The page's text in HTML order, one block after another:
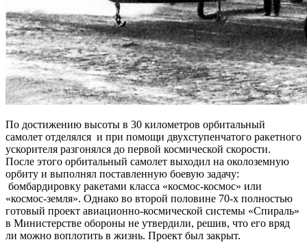
По достижению высоты в 30 километров орбитальный
самолет отделялся и при помощи двухступенчатого ракетного
ускорителя разгонялся до первой космической скорости.
После этого орбитальный самолет выходил на околоземную
орбиту и выполнял поставленную боевую задачу:
бомбардировку ракетами класса «космос-космос» или
«космос-земля». Однако во второй половине 70-х полностью
готовый проект авиационно-космической системы «Спираль»
в Министерстве обороны не утвердили, решив, что его вряд
ли можно воплотить в жизнь. Проект был закрыт.